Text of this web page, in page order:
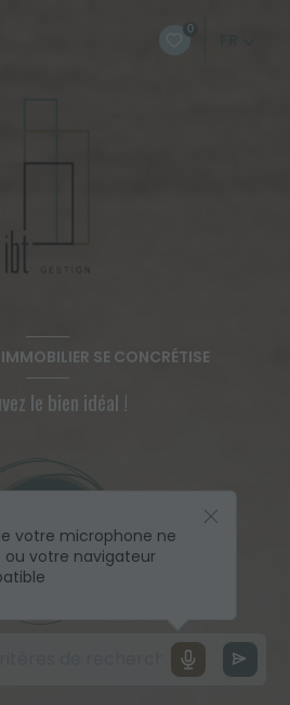
0
SE CONCRÉTISE
le bien idéal !
votre microphone ne
votre navigateur